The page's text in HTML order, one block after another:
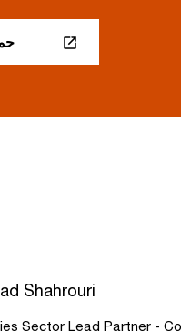
Shahrouri
Sector Lead Partner -